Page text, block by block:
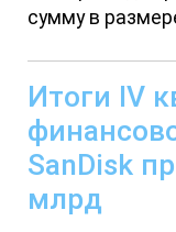
сумму в
Итоги IV
SanDisk
млрд